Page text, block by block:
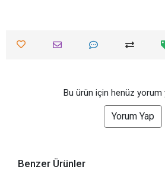
Bu ürün için henüz yorum
Yorum Yap
Benzer Ürünler